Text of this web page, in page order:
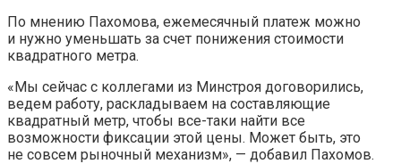
По мнению Пахомова, ежемесячный платеж можно
и нужно уменьшать за счет понижения стоимости
квадратного метра.
«Мы сейчас с коллегами из Минстроя договорились,
ведем работу, раскладываем на составляющие
квадратный метр, чтобы все-таки найти все
возможности фиксации этой цены. Может быть, это
не совсем рыночный механизм», — добавил Пахомов.